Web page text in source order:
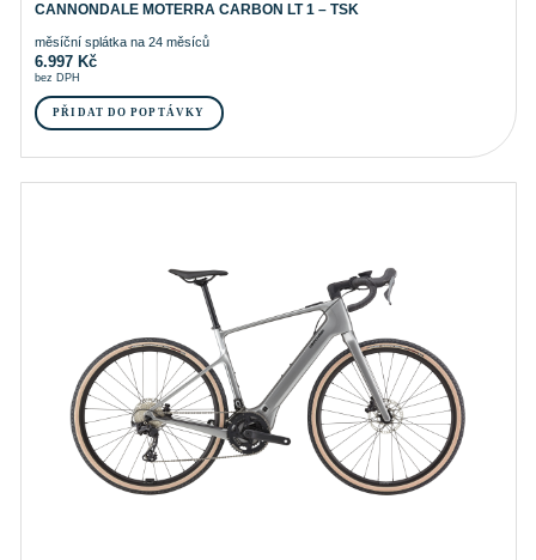
CANNONDALE MOTERRA CARBON LT 1 – TSK
měsíční splátka na 24 měsíců
6.997 Kč
bez DPH
PŘIDAT DO POPTÁVKY